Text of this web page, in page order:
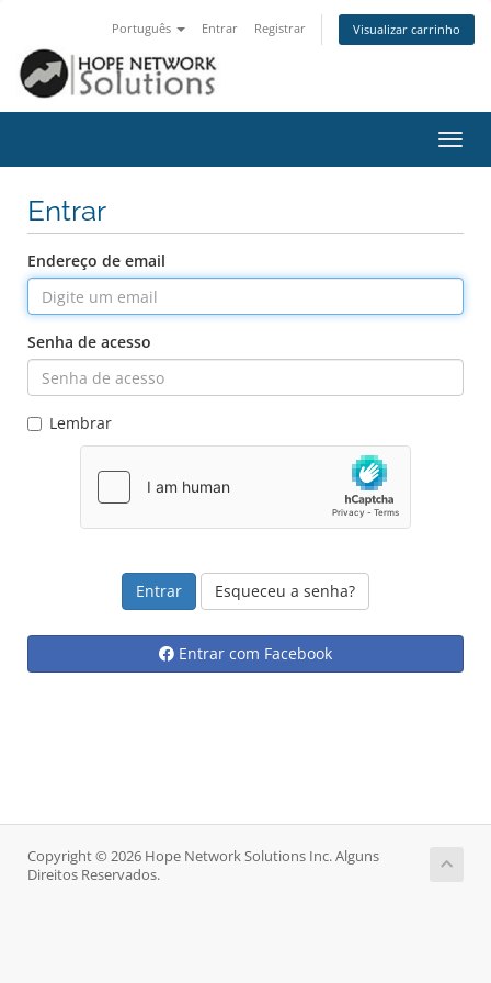
Português Entrar Registrar Visualizar carrinho
Entrar
Endereço de email
Senha de acesso
Lembrar
Esqueceu a senha?
Entrar com Facebook
Copyright © 2026 Hope Network Solutions Inc. Alguns
Direitos Reservados.